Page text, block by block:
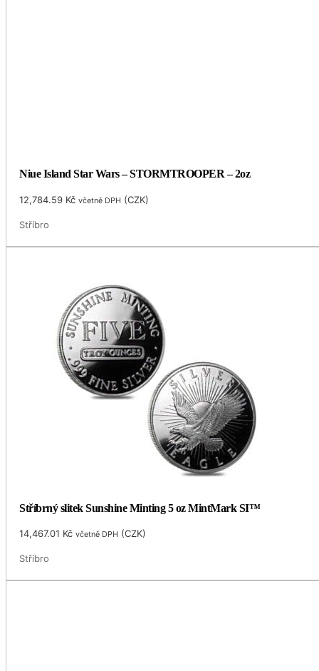
Niue Island Star Wars – STORMTROOPER – 2oz
12,784.59 Kč včetně DPH (CZK)
Stříbro
Stříbrný slitek Sunshine Minting 5 oz MintMark SI™
14,467.01 Kč včetně DPH (CZK)
Stříbro